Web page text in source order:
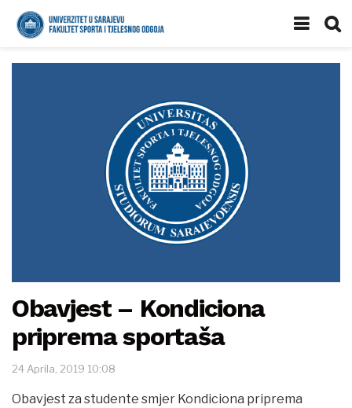
Obavjest – Kondiciona
priprema sportaša
24 Aprila, 2019 10:08
Obavjest za studente smjer Kondiciona priprema